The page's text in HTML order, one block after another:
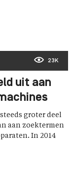
23K
uit aan
groter deel
aan zoektermen
In 2014